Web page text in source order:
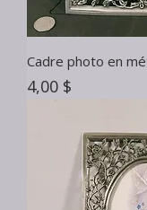
Cadre photo en
Prix
4,00 $